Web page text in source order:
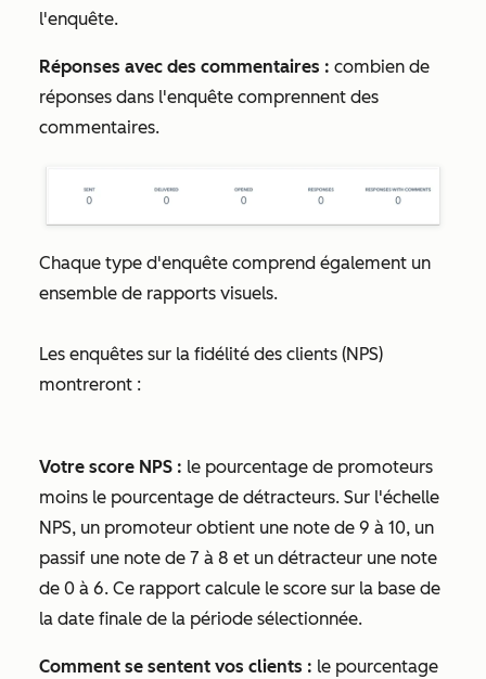
l'enquête.
Réponses avec des commentaires : combien de
réponses dans l'enquête comprennent des
commentaires.
Chaque type d'enquête comprend également un
ensemble de rapports visuels.
Les enquêtes sur la fidélité des clients (NPS)
montreront :
Votre score NPS : le pourcentage de promoteurs
moins le pourcentage de détracteurs. Sur l'échelle
NPS, un promoteur obtient une note de 9 à 10, un
passif une note de 7 à 8 et un détracteur une note
de 0 à 6. Ce rapport calcule le score sur la base de
la date finale de la période sélectionnée.
Comment se sentent vos clients : le pourcentage